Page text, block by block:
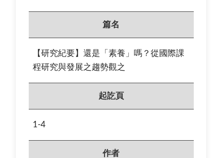
篇名
【研究紀要】還是「素養」嗎？從國際課
程研究與發展之趨勢觀之
起訖頁
1-4
作者